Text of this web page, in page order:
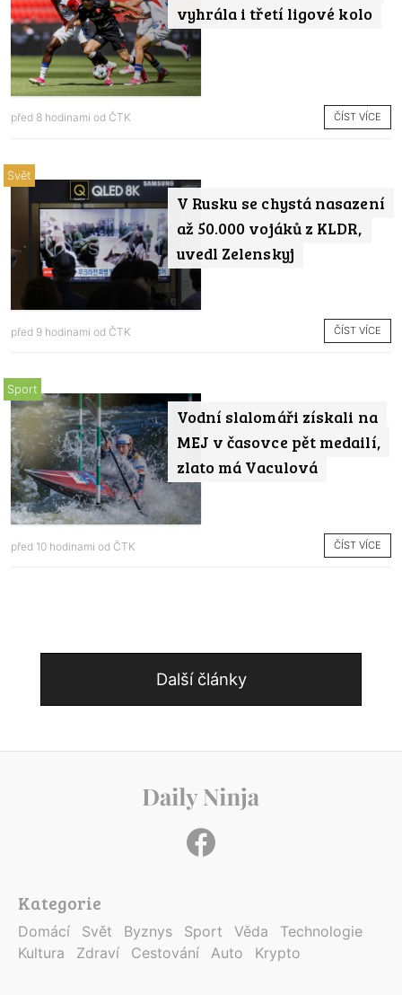
vyhrála i třetí ligové kolo
před 8 hodinami od ČTK ČÍST VÍCE
V Rusku se chystá nasazení
až 50.000 vojáků z KLDR,
uvedl Zelenskyj
Svět
před 9 hodinami od ČTK ČÍST VÍCE
Vodní slalomáři získali na
MEJ v časovce pět medailí,
zlato má Vaculová
Sport
před 10 hodinami od ČTK ČÍST VÍCE
Další články
Kategorie
Domácí Svět Byznys Sport Věda
Technologie
Kultura
Zdraví Cestování Auto Krypto